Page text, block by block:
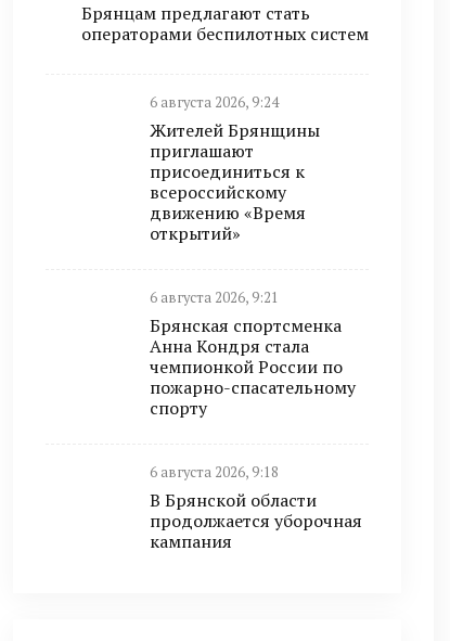
Брянцам предлагают стать
оперaторами бeспилотных систeм
6 августа 2026, 9:24
Жителей Брянщины
приглашают
присоединиться к
всероссийскому
движению «Время
открытий»
6 августа 2026, 9:21
Брянская спортсменка
Анна Кондря стала
чемпионкой России по
пожарно-спасательному
спорту
6 августа 2026, 9:18
В Брянской области
продолжается уборочная
кампания